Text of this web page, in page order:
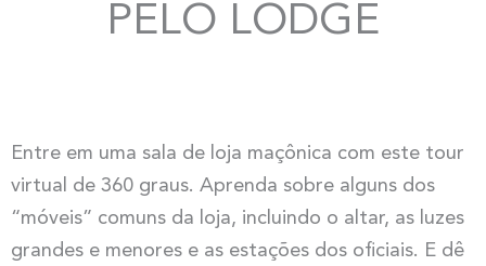
PELO LODGE
Entre em uma sala de loja maçônica com este tour
virtual de 360 ​​graus. Aprenda sobre alguns dos
“móveis” comuns da loja, incluindo o altar, as luzes
grandes e menores e as estações dos oficiais. E dê